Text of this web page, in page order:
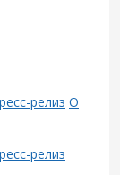
релиз О
релиз